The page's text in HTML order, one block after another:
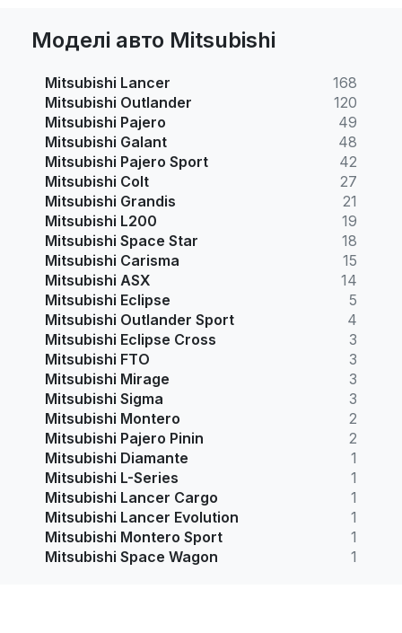
Моделі авто Mitsubishi
Mitsubishi Lancer
168
Mitsubishi Outlander
120
Mitsubishi Pajero
49
Mitsubishi Galant
48
Mitsubishi Pajero Sport
42
Mitsubishi Colt
27
Mitsubishi Grandis
21
Mitsubishi L200
19
Mitsubishi Space Star
18
Mitsubishi Carisma
15
Mitsubishi ASX
14
Mitsubishi Eclipse
5
Mitsubishi Outlander Sport
4
Mitsubishi Eclipse Cross
3
Mitsubishi FTO
3
Mitsubishi Mirage
3
Mitsubishi Sigma
3
Mitsubishi Montero
2
Mitsubishi Pajero Pinin
2
Mitsubishi Diamante
1
Mitsubishi L-Series
1
Mitsubishi Lancer Cargo
1
Mitsubishi Lancer Evolution
1
Mitsubishi Montero Sport
1
Mitsubishi Space Wagon
1